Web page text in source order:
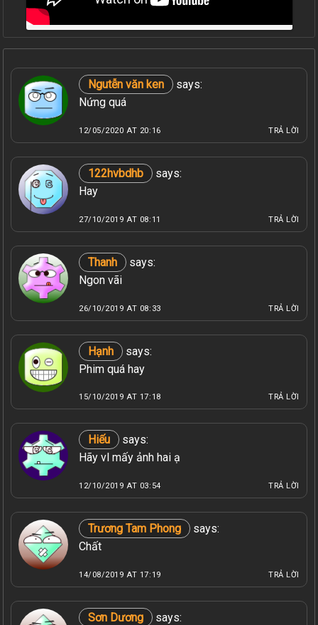
Ngutễn văn ken
says:
Nứng quá
12/05/2020 AT 20:16 TRẢ LỜI
122hvbdhb
says:
Hay
27/10/2019 AT 08:11 TRẢ LỜI
Thanh
says:
Ngon vãi
26/10/2019 AT 08:33 TRẢ LỜI
Hạnh
says:
Phim quá hay
15/10/2019 AT 17:18 TRẢ LỜI
Hiếu
says:
Hãy vl mấy ảnh hai ạ
12/10/2019 AT 03:54 TRẢ LỜI
Trương Tam Phong
says:
Chất
14/08/2019 AT 17:19 TRẢ LỜI
Sơn Dương
says: